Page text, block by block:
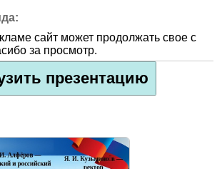
сайт может продолжать свое с
за просмотр.
презентацию